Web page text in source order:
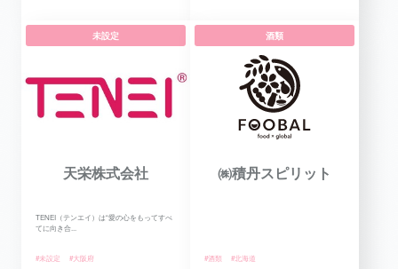
未設定
天栄株式会社
TENEI（テンエイ）は“愛の心をもってすべ
てに向き合...
#未設定 #大阪府
酒類
㈱積丹スピリット
#酒類 #北海道